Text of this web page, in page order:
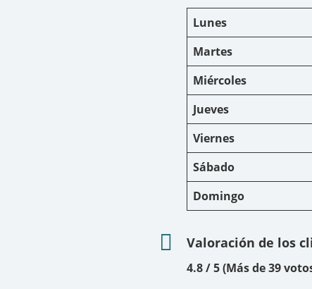
Lunes
Martes
Miércoles
Jueves
Viernes
Sábado
Domingo
Valoración de los
4.8 / 5 (Más de 39